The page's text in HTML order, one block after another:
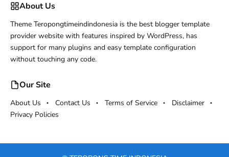
About Us
Theme Teropongtimeindindonesia is the best blogger template
provider website with features inspired by WordPress, has
support for many plugins and easy template configuration
without touching any code.
Our Site
About Us Contact Us Terms of Service
Disclaimer
Privacy Policies